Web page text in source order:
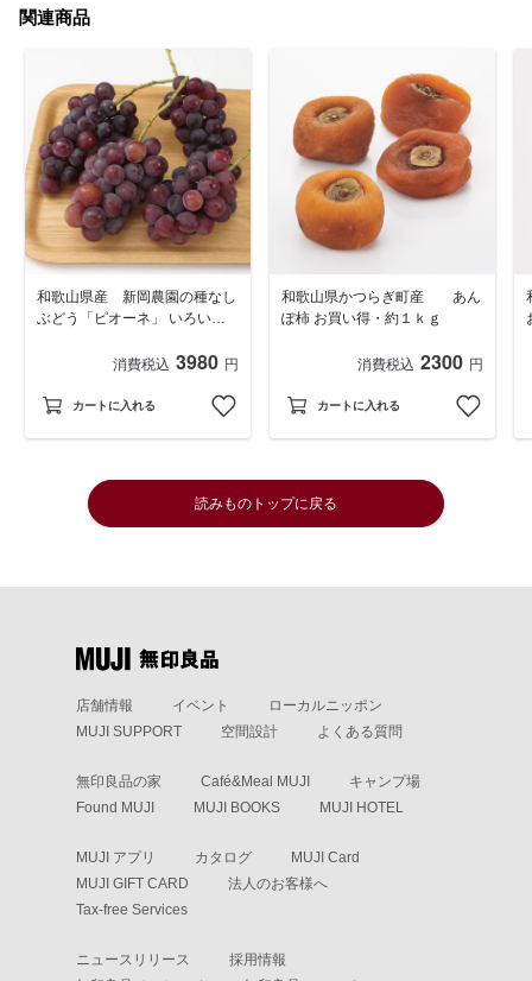
関連商品
和歌山県産 新岡農園の種なし
ぶどう「ピオーネ」 いろいろ
消費税込 3980 円
カートに入れる
和歌山県かつらぎ町産 あん
ぽ柿 お買い得・約１ｋｇ
消費税込 2300 円
カートに入れる
読みものトップに戻る
店舗情報 イベント
ローカルニッポン
MUJI SUPPORT
空間設計 よくある質問
無印良品の家 Café&Meal MUJI
キャンプ場
Found MUJI
MUJI BOOKS MUJI HOTEL
MUJI アプリ カタログ
MUJI Card
MUJI GIFT CARD
法人のお客様へ
Tax-free Services
ニュースリリース
採用情報